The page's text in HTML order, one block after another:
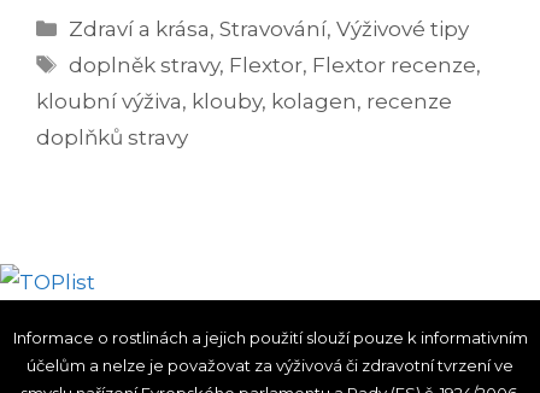
MÁ
OPRAVDU
EXTRA
ÚČINEK?
Rubriky
Zdraví a krása,Stravování,Výživové tipy
Štítky
doplněk stravy, Flextor, Flextor recenze,
kloubní výživa, klouby, kolagen, recenze
doplňků stravy
Informace o rostlinách a jejich použití slouží pouze k informativním
účelům a nelze je považovat za výživová či zdravotní tvrzení ve